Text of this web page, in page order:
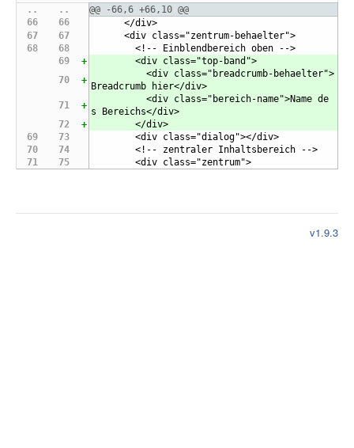
@@ -66,6 +66,10 @@
</div>
<div class="zentrum-behaelter">
<!-- Einblendbereich oben -->
<div class="top-band">
<div class="breadcrumb-behaelter">
Breadcrumb hier</div>
<div class="bereich-name">Name de
s Bereichs</div>
</div>
<div class="dialog"></div>
<!-- zentraler Inhaltsbereich -->
<div class="zentrum">
v1.9.3